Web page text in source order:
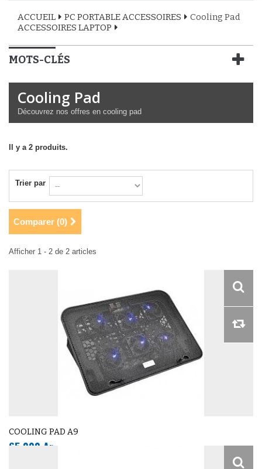
ACCUEIL
PC PORTABLE ACCESSOIRES
ACCESSOIRES LAPTOP
Cooling Pad
MOTS-CLÉS
Cooling Pad
Découvrez nos offres en cooling pad
Il y a 2 produits.
Trier par
Comparer (0)
Afficher 1 - 2 de 2 articles
COOLING PAD A9
65 000 Ar